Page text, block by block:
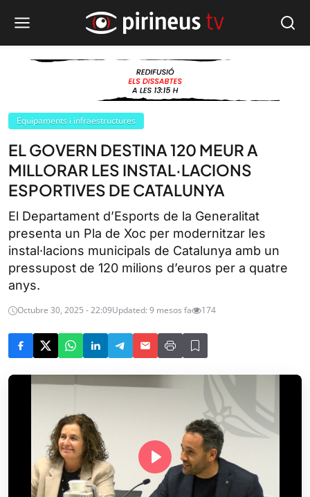
Equipaments i infraestructures
EL GOVERN DESTINA 120 MEUR A
MILLORAR LES INSTAL·LACIONS
ESPORTIVES DE CATALUNYA
El Departament d’Esports de la Generalitat
presenta un Pla de Xoc per modernitzar les
instal·lacions municipals de Catalunya amb un
pressupost de 120 milions d’euros per a quatre
anys.
Octubre 30, 2025 - 22:09Updated: 9 mesos fa 174
P
l